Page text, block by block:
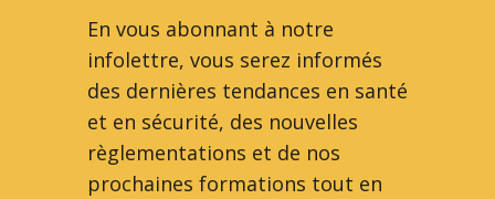
En vous abonnant à notre
infolettre, vous serez informés
des dernières tendances en santé
et en sécurité, des nouvelles
règlementations et de nos
prochaines formations tout en